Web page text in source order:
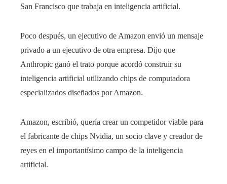
San Francisco que trabaja en inteligencia artificial.
Poco después, un ejecutivo de Amazon envió un mensaje
privado a un ejecutivo de otra empresa. Dijo que
Anthropic ganó el trato porque acordó construir su
inteligencia artificial utilizando chips de computadora
especializados diseñados por Amazon.
Amazon, escribió, quería crear un competidor viable para
el fabricante de chips Nvidia, un socio clave y creador de
reyes en el importantísimo campo de la inteligencia
artificial.